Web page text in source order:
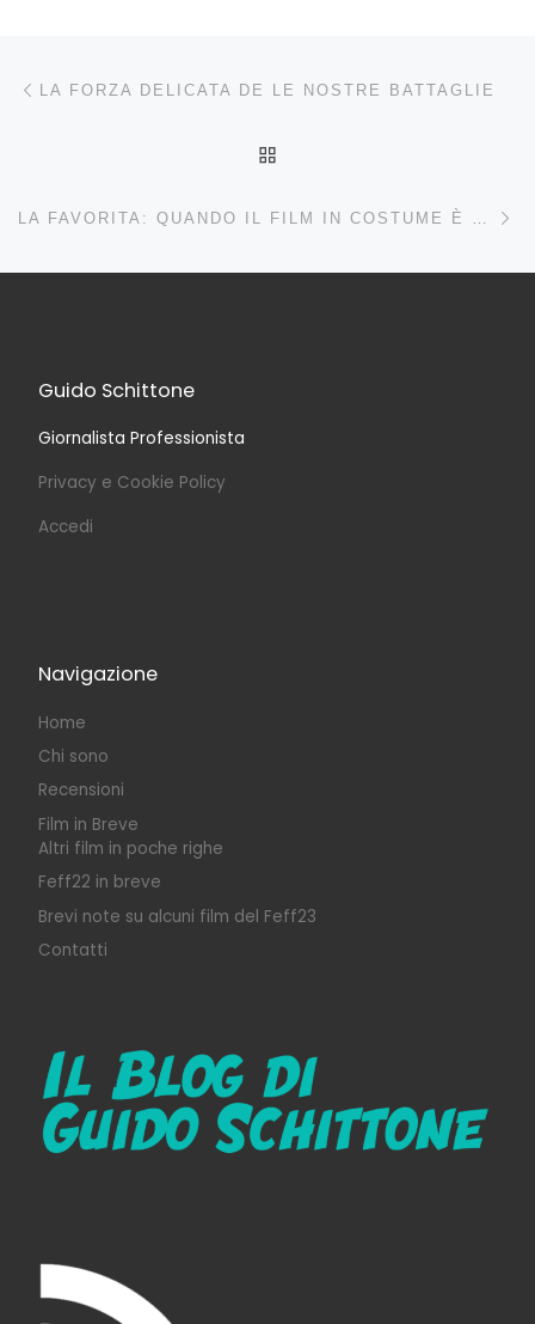
Navigazione articoli
LA FORZA DELICATA DE LE NOSTRE BATTAGLIE
Guido Schittone
Giornalista Professionista
Privacy e Cookie Policy
Accedi
Navigazione
Home
Chi sono
Recensioni
Film in Breve
Altri film in poche righe
Feff22 in breve
Brevi note su alcuni film del Feff23
Contatti